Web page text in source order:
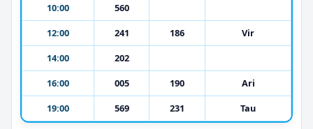
10:00
560
12:00
241 186
Vir
14:00
202
16:00
005 190
Ari
19:00
569 231 Tau